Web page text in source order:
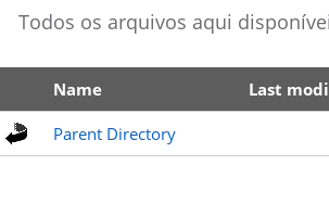
Todos os arquivos aqui
Name Last
Parent Directory